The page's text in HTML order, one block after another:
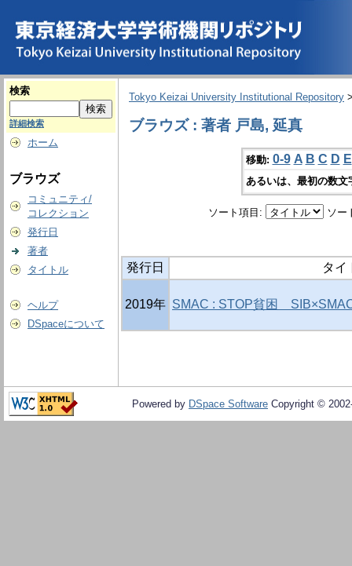
検索
詳細検索
ホーム
ブラウズ
コミュニティ/
コレクション
発行日
著者
タイトル
ヘルプ
DSpaceについて
Tokyo Keizai University Institutional Repository
ブラウズ : 著者 戸島, 延真
移動: 0-9 A B C D E
あるいは、最初の数
ソート項目: ソー
発行日 タイ
2019年 SMAC : STOP貧困
Powered by DSpace Software Copyright ©